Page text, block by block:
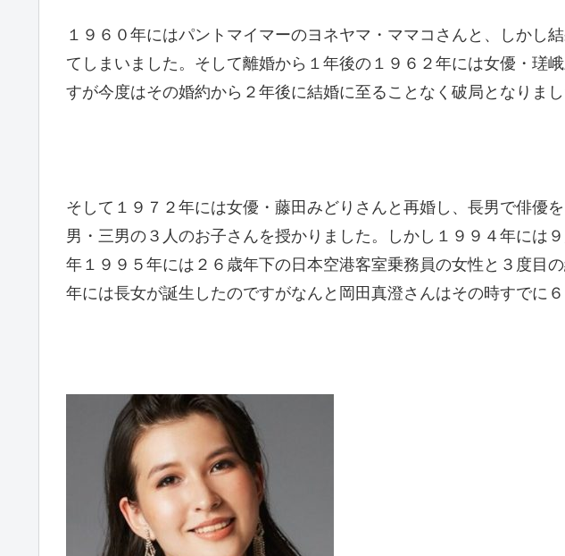
１９６０年にはパントマイマーのヨネヤマ・ママコさんと、しかし
てしまいました。そして離婚から１年後の１９６２年には女優・瑳
すが今度はその婚約から２年後に結婚に至ることなく破局となりまし
そして１９７２年には女優・藤田みどりさんと再婚し、長男で俳優
男・三男の３人のお子さんを授かりました。しかし１９９４年には
年１９９５年には２６歳年下の日本空港客室乗務員の女性と３度目
年には長女が誕生したのですがなんと岡田真澄さんはその時すでに